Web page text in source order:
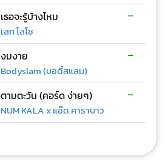
เธอจะรู้บ้างไหม
เสก โลโซ
-
งมงาย
Bodyslam (บอดี้สแลม)
-
ตามตะวัน (คอร์ด ง่ายๆ)
NUM KALA x แอ๊ด คาราบาว
-